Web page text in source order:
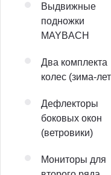
Выдвижные
подножки
MAYBACH
Два комплекта
колес (зима-
Дефлекторы
боковых окон
(ветровики)
Мониторы для